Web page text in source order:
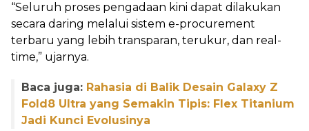
“Seluruh proses pengadaan kini dapat dilakukan
secara daring melalui sistem e-procurement
terbaru yang lebih transparan, terukur, dan real-
time,” ujarnya.
Baca juga: Rahasia di Balik Desain Galaxy Z
Fold8 Ultra yang Semakin Tipis: Flex Titanium
Jadi Kunci Evolusinya